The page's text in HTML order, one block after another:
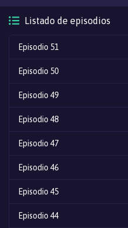
Listado de episodios
Episodio 51
Episodio 50
Episodio 49
Episodio 48
Episodio 47
Episodio 46
Episodio 45
Episodio 44